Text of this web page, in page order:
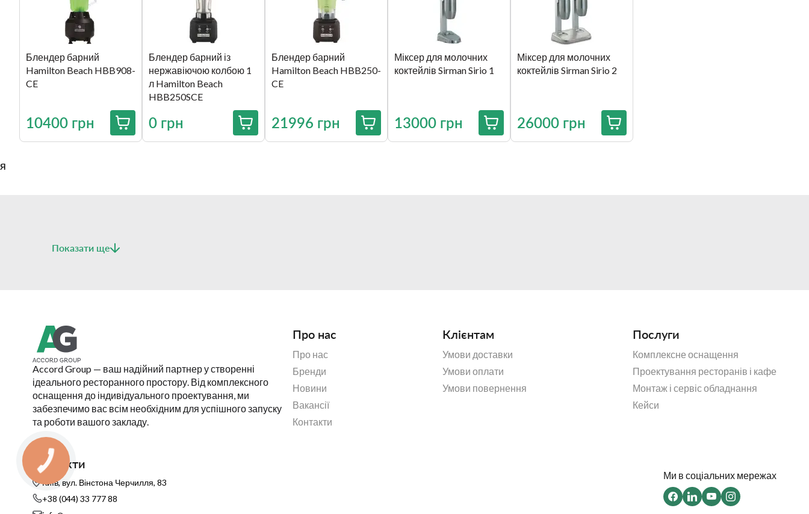
Блендер барний
Hamilton Beach HBB908-
CE
10400 грн
Блендер барний із
нержавіючою колбою 1
л Hamilton Beach
HBB250SCE
0 грн
Блендер барний
Hamilton Beach HBB250-
CE
21996 грн
Міксер для молочних
коктейлів Sirman Sirio 1
13000 грн
Міксер для молочних
коктейлів Sirman Sirio 2
26000 грн
я
Показати ще
Accord Group — ваш надійний партнер у створенні
ідеального ресторанного простору. Від комплексного
оснащення до індивідуального проектування, ми
забезпечимо вас всім необхідним для успішного запуску
та роботи вашого закладу.
Про нас
Про нас
Бренди
Новини
Вакансії
Контакти
Клієнтам
Умови доставки
Умови оплати
Умови повернення
Послуги
Комплексне оснащення
Проектування ресторанів і кафе
Монтаж і сервіс обладнання
Кейси
Контакти
Київ, вул. Вінстона Черчилля, 83
+38 (044) 33 777 88
Ми в соціальних мережах